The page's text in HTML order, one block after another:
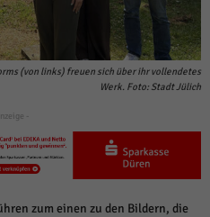
(von links) freuen sich über ihr vollendetes
Werk. Foto: Stadt Jülich
-
zum einen zu den Bildern, die
Media-Plattformen werden
von externen Medien akzeptiert
keiner manuellen Einwilligung